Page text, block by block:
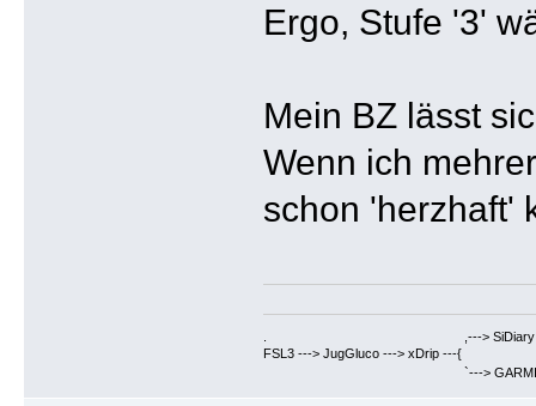
Ergo, Stufe '3'
Mein BZ lässt
Wenn ich
schon 'herzhaft'
. ,---> SiDiary ==>
FSL3 ---> JugGluco ---> xDrip ---{
`---> GARMIN Fenix6PRO